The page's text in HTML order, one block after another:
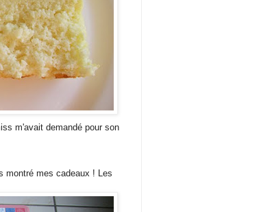
m'avait demandé pour son
montré mes cadeaux ! Les